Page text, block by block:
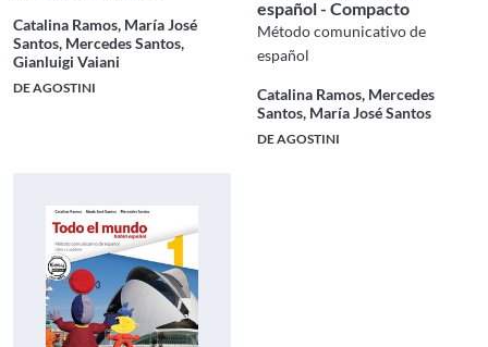
Catalina Ramos, María José
Santos, Mercedes Santos,
Gianluigi Vaiani
DE AGOSTINI
español - Compacto
Método comunicativo de
español
Catalina Ramos, Mercedes
Santos, María José Santos
DE AGOSTINI